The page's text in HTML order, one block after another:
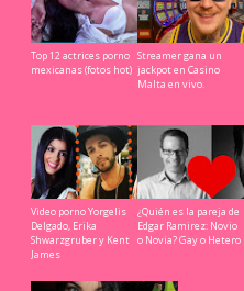
Top 12 actrices porno
mexicanas (fotos hot)
Streamer gana un
jackpot en Casino
Malta en vivo.
Video porno Yorgelis
Delgado, Erika
Shwarzgruber y Kent
James
¿Quién es la pareja de
Edgar Ramirez: Novio
o Novia? Gay o Hetero